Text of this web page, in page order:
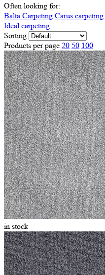
Often looking for:
Balta Carpeting Carus carpeting
Ideal carpeting
Sorting
Products per page 20 50 100
in stock